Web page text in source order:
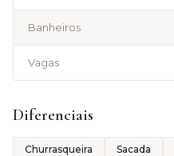
Banheiros
Vagas
Diferenciais
Churrasqueira Sacada